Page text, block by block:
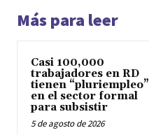
Más para leer
Casi 100,000
trabajadores en RD
tienen “pluriempleo”
en el sector formal
para subsistir
5 de agosto de 2026